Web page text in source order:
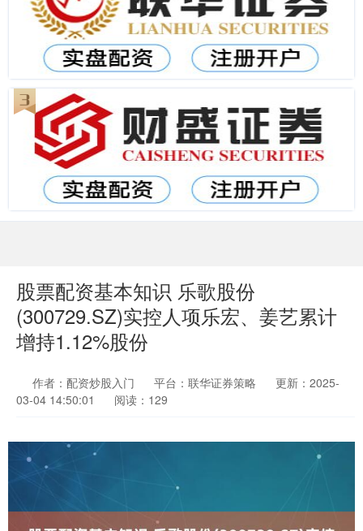
股票配资基本知识 乐歌股份
(300729.SZ)实控人项乐宏、姜艺累计
增持1.12%股份
作者：配资炒股入门 平台：联华证券策略
更新：2025-
03-04 14:50:01
阅读：129